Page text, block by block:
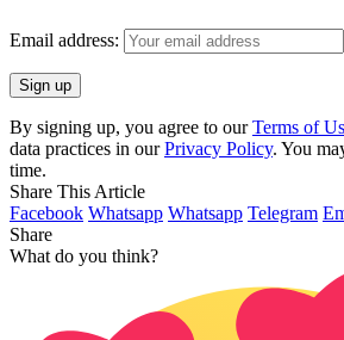
Email address:
By signing up, you agree to ourTerms of
data practices in ourPrivacy Policy. You
time.
Share This Article
Facebook Whatsapp Whatsapp Telegram
Share
What do you think?